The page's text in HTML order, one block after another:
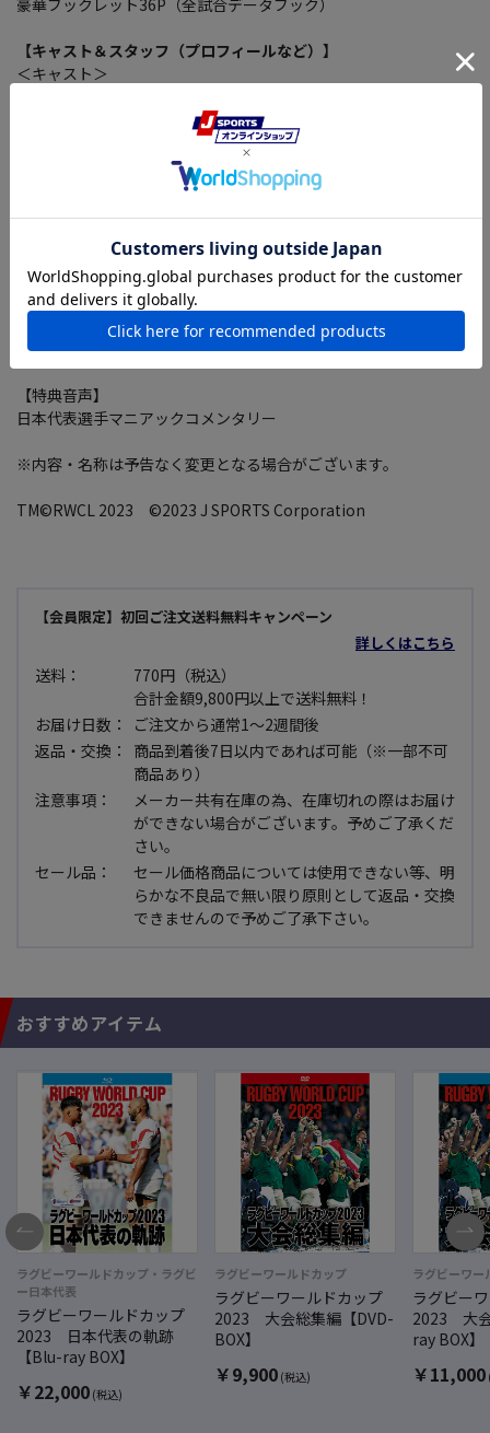
豪華ブックレット36P（全試合データブック）
【キャスト＆スタッフ（プロフィールなど）】
＜キャスト＞
太 姫野和樹 松島幸太朗 齋藤直人 流 大 坂手淳史 垣永真
之介 中村亮土 ジェイミー・ジョセフ監督ほか）
実況：矢野武、谷口廣明ほか 解説：沢木敬介、村上晃一ほ
写真協力：齋藤龍太郎
【特典映像】
バックステージドキュメンタリー映像（テレビ未公開の練習風景
／キャプテンズラン（前日公式練習）／試合後の記者会見など）
【特典音声】
日本代表選手マニアックコメンタリー
※内容・名称は予告なく変更となる場合がございます。
TM©RWCL 2023 ©2023 J SPORTS Corporation
【会員限定】初回ご注文送料無料キャンペーン
詳しくはこちら
送料：
770円（税込）
合計金額9,800円以上で送料無料！
お届け日数：
ご注文から通常1～2週間後
返品・交換：
商品到着後7日以内であれば可能（※一部不可
商品あり）
注意事項：
メーカー共有在庫の為、在庫切れの際はお届け
ができない場合がございます。予めご了承くだ
さい。
セール品：
セール価格商品については使用できない等、明
らかな不良品で無い限り原則として返品・交換
できませんので予めご了承下さい。
おすすめアイテム
ラグビーワールドカップ・ラグビ
ー日本代表
ラグビーワールドカップ
2023 日本代表の軌跡
【Blu-ray BOX】
￥22,000 (税込)
ラグビーワールドカップ
ラグビーワールドカップ
2023 大会総集編【DVD-
BOX】
￥9,900 (税込)
ラグビーワー
ラグビー
2023 大
ray BOX】
￥11,000